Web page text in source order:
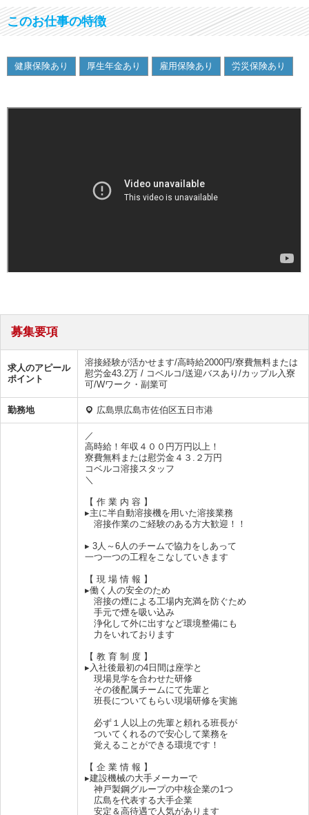
このお仕事の特徴
健康保険あり 厚生年金あり 雇用保険あり 労災保険あり
募集要項
求人のアピール
ポイント
溶接経験が活かせます/高時給2000円/寮費無料または
慰労金43.2万 / コベルコ/送迎バスあり/カップル入寮
可/Wワーク・副業可
勤務地 広島県広島市佐伯区五日市港
／
高時給！年収４００円万円以上！
寮費無料または慰労金４３.２万円
コベルコ溶接スタッフ
＼
【 作 業 内 容 】
▸主に半自動溶接機を用いた溶接業務
溶接作業のご経験のある方大歓迎！！
▸ 3人～6人のチームで協力をしあって
一つ一つの工程をこなしていきます
【 現 場 情 報 】
▸働く人の安全のため
溶接の煙による工場内充満を防ぐため
手元で煙を吸い込み
浄化して外に出すなど環境整備にも
力をいれております
【 教 育 制 度 】
▸入社後最初の4日間は座学と
現場見学を合わせた研修
その後配属チームにて先輩と
班長についてもらい現場研修を実施
必ず１人以上の先輩と頼れる班長が
ついてくれるので安心して業務を
覚えることができる環境です！
【 企 業 情 報 】
▸建設機械の大手メーカーで
神戸製鋼グループの中核企業の1つ
広島を代表する大手企業
安定＆高待遇で人気があります